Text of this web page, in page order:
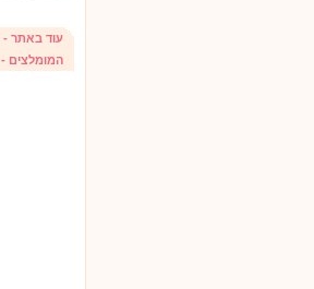
עוד באתר -
המומלצים -